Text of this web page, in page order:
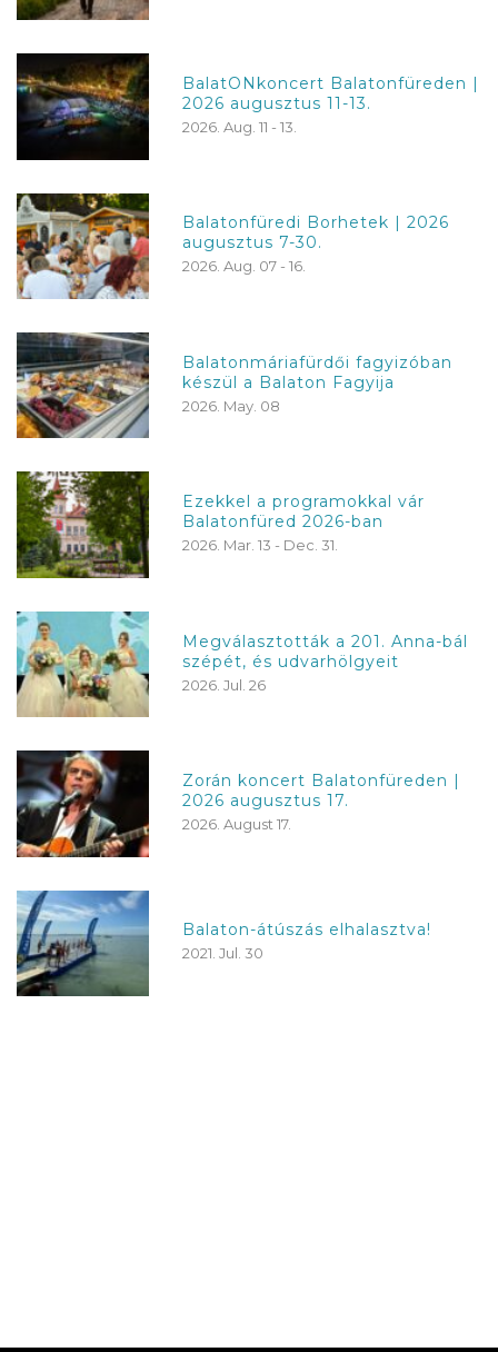
BalatONkoncert Balatonfüreden |
2026 augusztus 11-13.
2026. Aug. 11 - 13.
Balatonfüredi Borhetek | 2026
augusztus 7-30.
2026. Aug. 07 - 16.
Balatonmáriafürdői fagyizóban
készül a Balaton Fagyija
2026. May. 08
Ezekkel a programokkal vár
Balatonfüred 2026-ban
2026. Mar. 13 - Dec. 31.
Megválasztották a 201. Anna-bál
szépét, és udvarhölgyeit
2026. Jul. 26
Zorán koncert Balatonfüreden |
2026 augusztus 17.
2026. August 17.
Balaton-átúszás elhalasztva!
2021. Jul. 30